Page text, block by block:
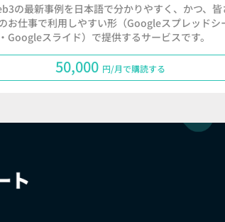
の最新事例を日本語で分かりやすく、かつ、皆
お仕事で利用しやすい形（Googleスプレッドシ
Googleスライド）で提供するサービスです。
50,000 円/月で購読する